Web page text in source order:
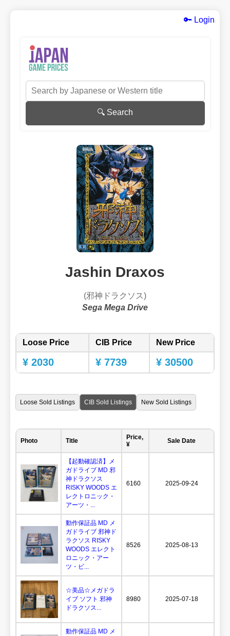
🔑 Login
🔍 Search
Jashin Draxos
(邪神ドラクソス)
Sega Mega Drive
Loose Price CIB Price New Price
¥ 2030 ¥ 7739 ¥ 30500
Loose Sold Listings CIB Sold Listings New Sold Listings
Photo Title
Price,
¥
Sale Date
【起動確認済】メ
ガドライブ MD 邪
神ドラクソス
RISKY WOODS エ
レクトロニック・
アーツ・...
6160 2025-09-24
動作保証品 MD メ
ガドライブ 邪神ド
ラクソス RISKY
WOODS エレクト
ロニック・アー
ツ・ビ...
8526 2025-08-13
☆美品☆メガドラ
イブ ソフト 邪神
ドラクソス...
8980 2025-07-18
動作保証品 MD メ